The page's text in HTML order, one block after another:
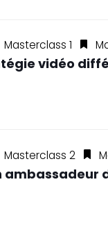
Masterclass 1
vidéo
Masterclass 2